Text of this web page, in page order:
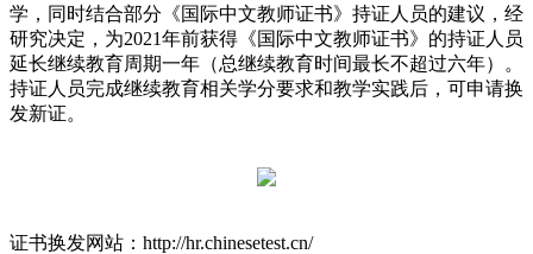
学，同时结合部分《国际中文教师证书》持证人员的建议，经
研究决定，为2021年前获得《国际中文教师证书》的持证人员
延长继续教育周期一年（总继续教育时间最长不超过六年）。
持证人员完成继续教育相关学分要求和教学实践后，可申请换
发新证。
证书换发网站：http://hr.chinesetest.cn/